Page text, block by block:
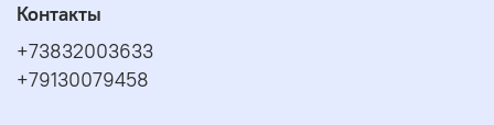
Контакты
+73832003633
+79130079458